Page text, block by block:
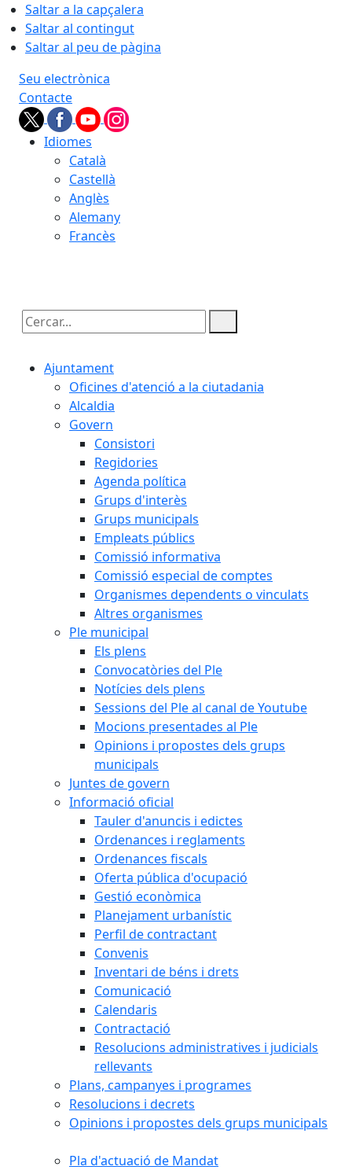
Saltar a la capçalera
Saltar al contingut
Saltar al peu de pàgina
Seu electrònica
Contacte
Idiomes
Català
Castellà
Anglès
Alemany
Francès
Cercar:
Ajuntament
Oficines d'atenció a la ciutadania
Alcaldia
Govern
Consistori
Regidories
Agenda política
Grups d'interès
Grups municipals
Empleats públics
Comissió informativa
Comissió especial de comptes
Organismes dependents o vinculats
Altres organismes
Ple municipal
Els plens
Convocatòries del Ple
Notícies dels plens
Sessions del Ple al canal de Youtube
Mocions presentades al Ple
Opinions i propostes dels grups
municipals
Juntes de govern
Informació oficial
Tauler d'anuncis i edictes
Ordenances i reglaments
Ordenances fiscals
Oferta pública d'ocupació
Gestió econòmica
Planejament urbanístic
Perfil de contractant
Convenis
Inventari de béns i drets
Comunicació
Calendaris
Contractació
Resolucions administratives i judicials
rellevants
Plans, campanyes i programes
Resolucions i decrets
Opinions i propostes dels grups municipals
Pla d'actuació de Mandat